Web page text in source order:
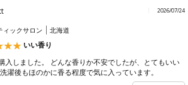
2026/07/24
ィックサロン 北海道
いい香り
入しました。 どんな香りか不安でしたが、とてもいい
濯後もほのかに香る程度で気に入っています。